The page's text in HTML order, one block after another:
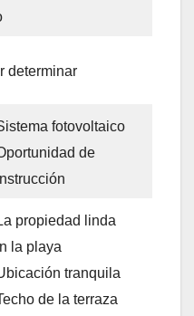
determinar
fotovoltaico
de
propiedad linda
la playa
tranquila
de la terraza